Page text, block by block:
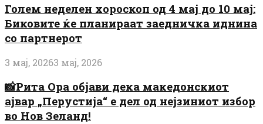
Голем неделен хороскоп од 4 мај до 10 мај:
Биковите ќе планираат заедничка иднина
со партнерот
3 мај, 20263 мај, 2026
📸Рита Ора објави дека македонскиот
ајвар „Перустија“ е дел од нејзиниот избор
во Нов Зеланд!